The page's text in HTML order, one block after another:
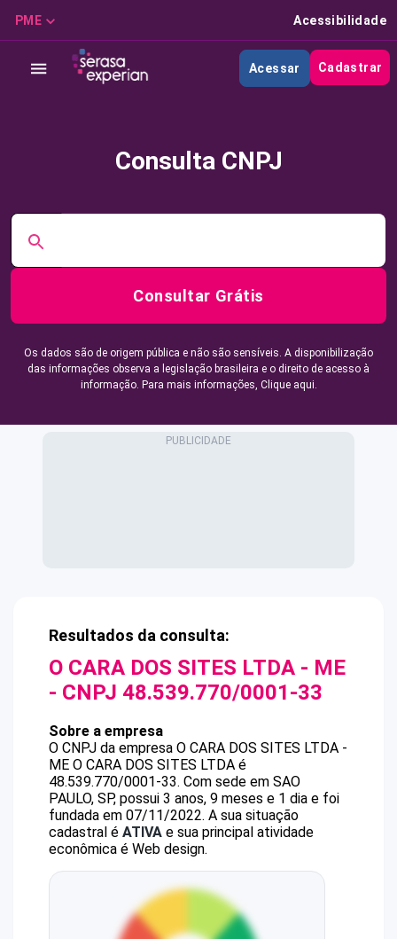
PME Acessibilidade
Acessar Cadastrar
Consulta CNPJ
Consultar Grátis
Os dados são de origem pública e não são sensíveis. A disponibilização
das informações observa a legislação brasileira e o direito de acesso à
informação. Para mais informações, Clique aqui.
Resultados da consulta:
O CARA DOS SITES LTDA - ME
- CNPJ 48.539.770/0001-33
Sobre a empresa
O CNPJ da empresa O CARA DOS SITES LTDA -
ME O CARA DOS SITES LTDA é
48.539.770/0001-33. Com sede em SAO
PAULO, SP, possui 3 anos, 9 meses e 1 dia e foi
fundada em 07/11/2022. A sua situação
cadastral é ATIVA e sua principal atividade
econômica é Web design.